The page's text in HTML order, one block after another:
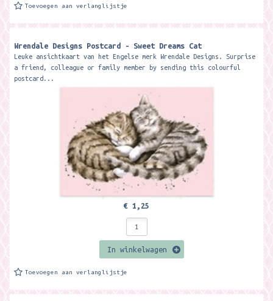
Toevoegen aan verlanglijstje
Wrendale Designs Postcard - Sweet Dreams Cat
Leuke ansichtkaart van het Engelse merk Wrendale Designs. Surprise
a friend, colleague or family member by sending this colourful
postcard...
€ 1,25
In winkelwagen
Toevoegen aan verlanglijstje